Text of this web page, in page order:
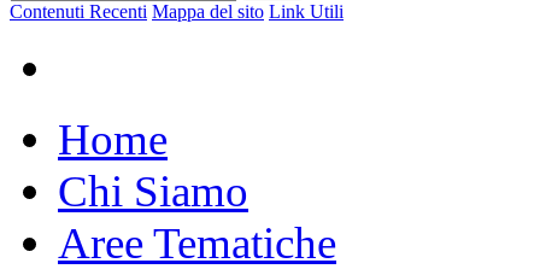
Contenuti Recenti Mappa del sito Link Utili
Home
Chi Siamo
Aree Tematiche